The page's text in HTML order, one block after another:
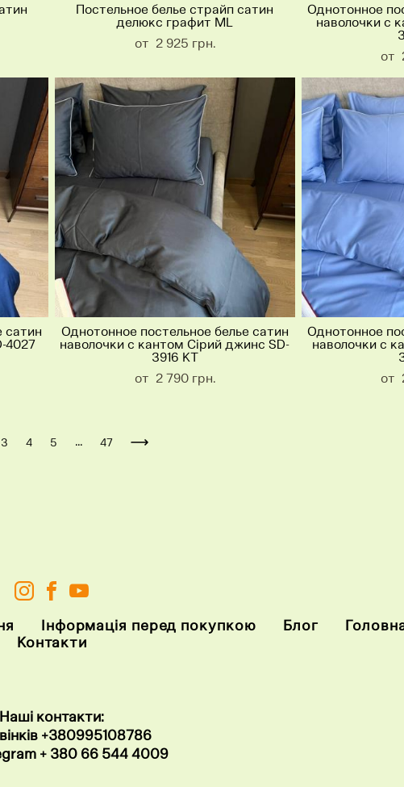
Постельное белье страйп сатин
делюкс графит ML
от 2 925 грн.
Однотонное
наволочки с
от
сатин
4027
Однотонное постельное белье сатин
наволочки с кантом Сірий джинс SD-
3916 KT
от 2 790 грн.
Однотонное
наволочки с
от
3 4 5 ... 47
Інформація перед покупкою Блог
Контакти
Наші контакти:
+380995108786
+ 380 66 544 4009